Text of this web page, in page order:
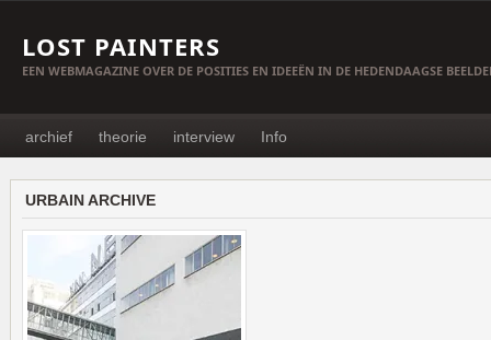
LOST PAINTERS
EEN WEBMAGAZINE OVER DE POSITIES EN IDEEËN IN DE HEDENDAAGSE
archief theorie interview Info
URBAIN ARCHIVE